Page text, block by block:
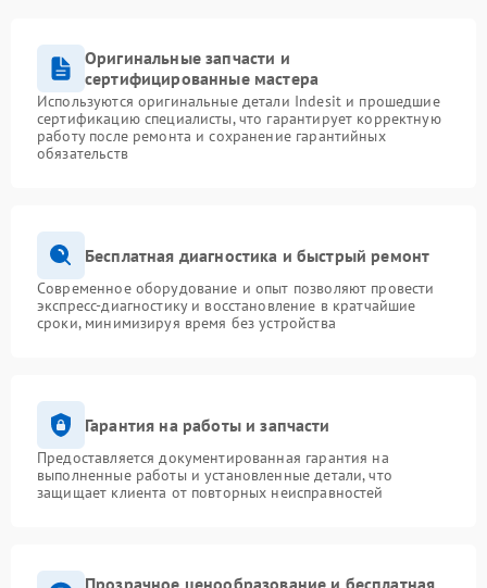
Оригинальные запчасти и
сертифицированные мастера
Используются оригинальные детали Indesit и прошедшие
сертификацию специалисты, что гарантирует корректную
работу после ремонта и сохранение гарантийных
обязательств
Бесплатная диагностика и быстрый ремонт
Современное оборудование и опыт позволяют провести
экспресс-диагностику и восстановление в кратчайшие
сроки, минимизируя время без устройства
Гарантия на работы и запчасти
Предоставляется документированная гарантия на
выполненные работы и установленные детали, что
защищает клиента от повторных неисправностей